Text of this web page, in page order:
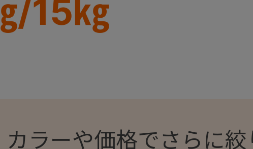
/15㎏
カラーや価格でさらに